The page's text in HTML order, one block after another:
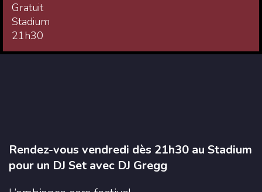
Gratuit
Stadium
21h30
Rendez-vous vendredi dès 21h30 au Stadium
pour un DJ Set avec DJ Gregg